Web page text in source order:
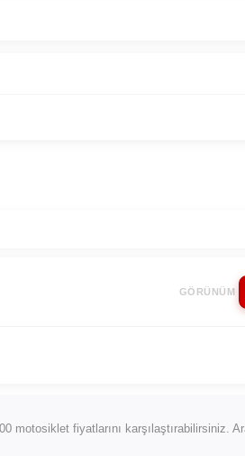
GÖRÜNÜM
motosiklet fiyatlarını karşılaştırabilirsiniz.